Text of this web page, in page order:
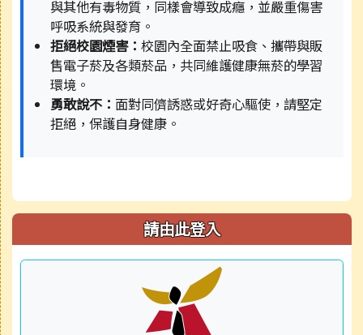
與其他有毒物質，同樣會導致成癮，並嚴重傷害
呼吸系統與發育。
拒絕校園煙害：校園內全面禁止吸食、攜帶與販
售電子菸及各類菸品，共同維護健康無菸的學習
環境。
勇敢說不： 面對同儕誘惑或好奇心驅使，請堅定
拒絕，保護自身健康。
請由此登入